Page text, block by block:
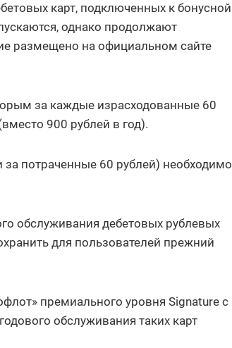
карт, подключенных к бонусной
однако продолжают
размещено на официальном сайте
за каждые израсходованные 60
900 рублей в год).
потраченные 60 рублей) необходимо
обслуживания дебетовых рублевых
для пользователей прежний
премиального уровня Signature с
обслуживания таких карт